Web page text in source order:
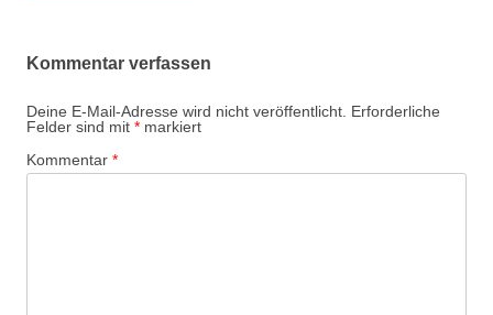
Kommentar verfassen
Deine E-Mail-Adresse wird nicht veröffentlicht. Erforderliche
Felder sind mit * markiert
Kommentar *